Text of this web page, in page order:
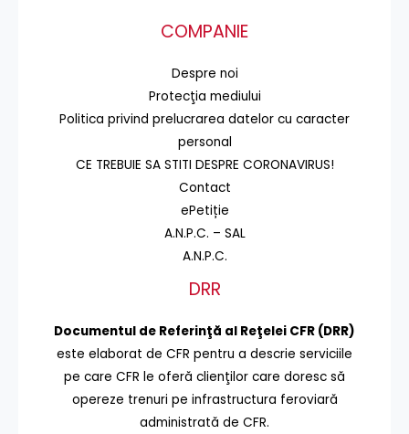
COMPANIE
Despre noi
Protecţia mediului
Politica privind prelucrarea datelor cu caracter
personal
CE TREBUIE SA STITI DESPRE CORONAVIRUS!
Contact
ePetiție
A.N.P.C. – SAL
A.N.P.C.
DRR
Documentul de Referinţă al Reţelei CFR (DRR)
este elaborat de CFR pentru a descrie serviciile
pe care CFR le oferă clienţilor care doresc să
opereze trenuri pe infrastructura feroviară
administrată de CFR.